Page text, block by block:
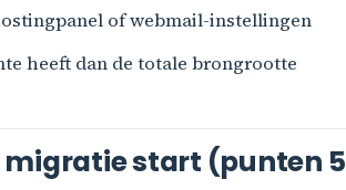
of webmail-instellingen
heeft dan de totale brongrootte
migratie start (punten